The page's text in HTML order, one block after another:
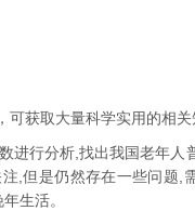
可获取大量科学实用的相关
进行分析,找出我国老年人
,但是仍然存在一些问题,
生活。